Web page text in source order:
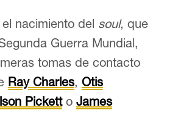
nacimiento del soul, que
Guerra Mundial,
tomas de contacto
Ray Charles, Otis
Picketto James